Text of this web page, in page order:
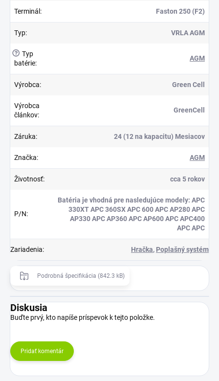
Terminál : Faston 250 (F2)
Typ: VRLA AGM
? Typ
batérie:
AGM
Výrobca: Green Cell
Výrobca
článkov:
GreenCell
Záruka: 24 (12 na kapacitu) Mesiacov
Značka: AGM
Životnosť: cca 5 rokov
P/N:
Batéria je vhodná pre nasledujúce modely: APC
330XT APC 360SX APC 600 APC AP280 APC
AP330 APC AP360 APC AP600 APC APC400
APC APC
Zariadenia: Hračka, Poplašný systém
Podrobná špecifikácia (842.3 kB)
Diskusia
Buďte prvý, kto napíše príspevok k tejto položke.
Pridať komentár